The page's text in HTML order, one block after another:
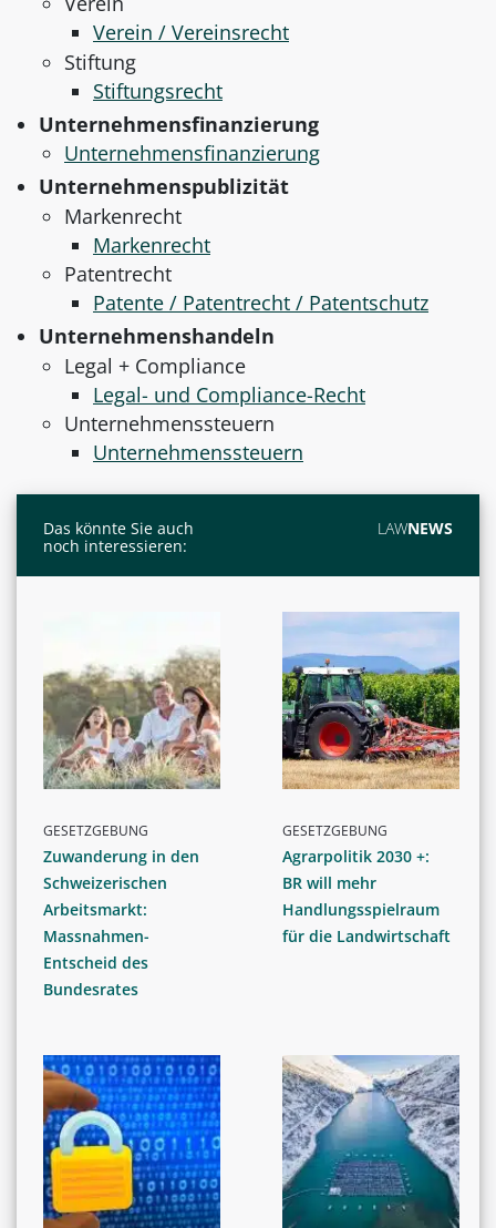
Verein / Vereinsrecht
Stiftung
Stiftungsrecht
Unternehmensfinanzierung
Unternehmensfinanzierung
Unternehmenspublizität
Markenrecht
Markenrecht
Patentrecht
Patente / Patentrecht / Patentschutz
Unternehmenshandeln
Legal + Compliance
Legal- und Compliance-Recht
Unternehmenssteuern
Unternehmenssteuern
Das könnte Sie auch
noch interessieren:
LAWNEWS
GESETZGEBUNG
Zuwanderung in den
Schweizerischen
Arbeitsmarkt:
Massnahmen-
Entscheid des
Bundesrates
GESETZGEBUNG
Agrarpolitik 2030 +:
BR will mehr
Handlungsspielraum
für die Landwirtschaft